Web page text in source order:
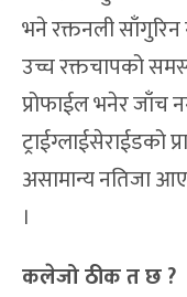
भने रक्तनली
उच्च रक्तचापको
प्रोफाईल भनेर जाँच
ट्राईग्लाईसेराईडको
असामान्य नतिजा आए
।
कलेजो ठीक त छ ?